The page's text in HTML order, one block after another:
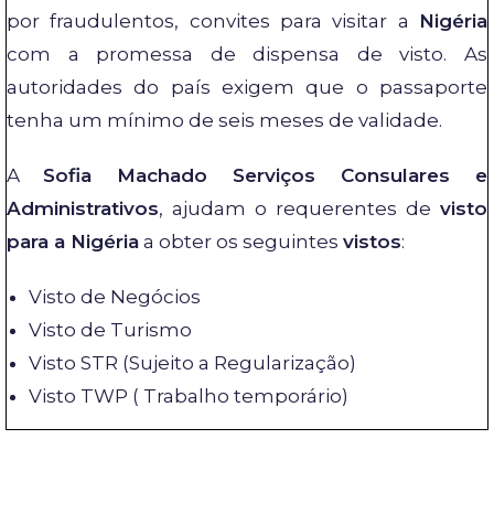
por fraudulentos, convites para visitar a Nigéria
com a promessa de dispensa de visto. As
autoridades do país exigem que o passaporte
tenha um mínimo de seis meses de validade.
A Sofia Machado Serviços Consulares e
Administrativos, ajudam o requerentes de visto
para a Nigéria a obter os seguintes vistos:
Visto de Negócios
Visto de Turismo
Visto STR (Sujeito a Regularização)
Visto TWP ( Trabalho temporário)